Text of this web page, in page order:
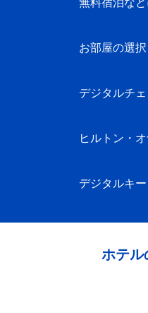
お部屋の選択
デジタルチ
ヒルトン・
デジタルキー
ホテル